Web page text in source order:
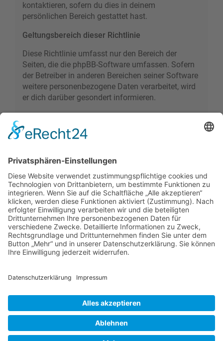
kontaktieren, sofern du dies in deinem
persönlichen Bereich gestattet hast.
Geltungsbereich dieser Richtlinie
Diese Richtlinie umfasst nur den Bereich der
Seiten, die die phpBB-Software umfassen. Sofern
der Betreiber in anderen Bereichen seiner Software
weitere personenbezogene Daten verarbeitet, wird
er dich darüber gesondert informieren.
Der Betreiber erteilt dir auf Anfrage Auskunft,
Du kannst jederzeit die Löschung bzw. Sperrung
deiner Daten verlangen. Kontaktiere hierzu bitte
den Betreiber.
Foren-Übersicht Alle Zeiten sindUTC+02:00